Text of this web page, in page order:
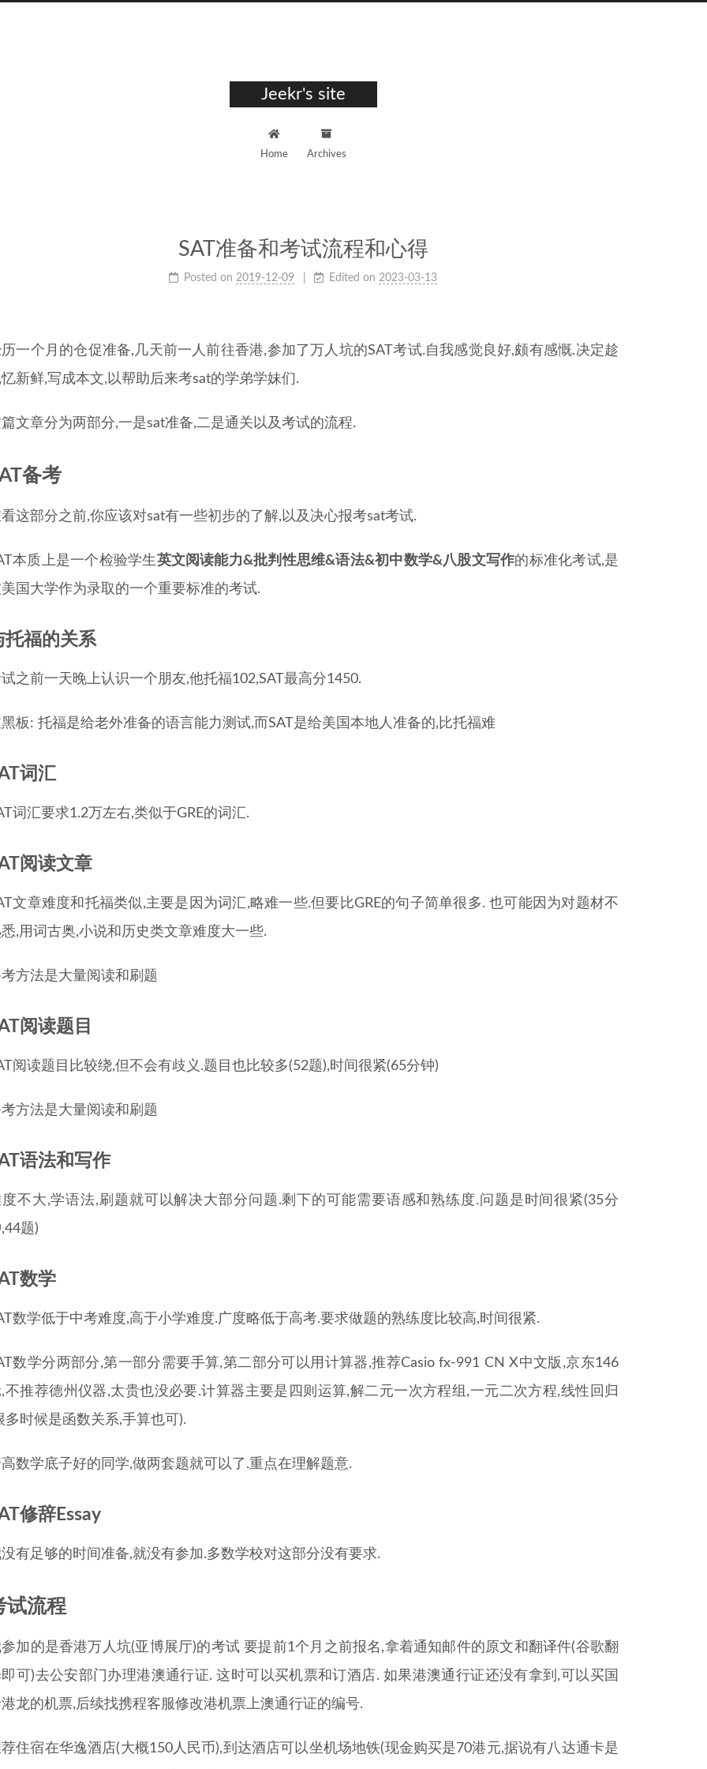
Jeekr's site
Home Archives
SAT准备和考试流程和心得
Posted on 2019-12-09 Edited on 2023-03-13
一个月的仓促准备,几天前一人前往香港,参加了万人坑的SAT考试.自我感觉良好,颇有感慨.决定趁
新鲜,写成本文,以帮助后来考sat的学弟学妹们.
文章分为两部分,一是sat准备,二是通关以及考试的流程.
备考
这部分之前,你应该对sat有一些初步的了解,以及决心报考sat考试.
本质上是一个检验学生英文阅读能力&批判性思维&语法&初中数学&八股文写作的标准化考试,是
国大学作为录取的一个重要标准的考试.
托福的关系
之前一天晚上认识一个朋友,他托福102,SAT最高分1450.
板: 托福是给老外准备的语言能力测试,而SAT是给美国本地人准备的,比托福难
词汇
词汇要求1.2万左右,类似于GRE的词汇.
阅读文章
文章难度和托福类似,主要是因为词汇,略难一些.但要比GRE的句子简单很多. 也可能因为对题材不
,用词古奥,小说和历史类文章难度大一些.
方法是大量阅读和刷题
阅读题目
阅读题目比较绕,但不会有歧义.题目也比较多(52题),时间很紧(65分钟)
方法是大量阅读和刷题
语法和写作
不大,学语法,刷题就可以解决大部分问题.剩下的可能需要语感和熟练度.问题是时间很紧(35分
题)
数学
数学低于中考难度,高于小学难度.广度略低于高考.要求做题的熟练度比较高,时间很紧.
数学分两部分,第一部分需要手算,第二部分可以用计算器,推荐Casio fx-991 CN X中文版,京东146
不推荐德州仪器,太贵也没必要.计算器主要是四则运算,解二元一次方程组,一元二次方程,线性回归
多时候是函数关系,手算也可).
数学底子好的同学,做两套题就可以了.重点在理解题意.
修辞Essay
有足够的时间准备,就没有参加.多数学校对这部分没有要求.
试流程
加的是香港万人坑(亚博展厅)的考试 要提前1个月之前报名,拿着通知邮件的原文和翻译件(谷歌翻
可)去公安部门办理港澳通行证. 这时可以买机票和订酒店. 如果港澳通行证还没有拿到,可以买国
龙的机票,后续找携程客服修改港机票上澳通行证的编号.
住宿在华逸酒店(大概150人民币),到达酒店可以坐机场地铁(现金购买是70港元,据说有八达通卡是